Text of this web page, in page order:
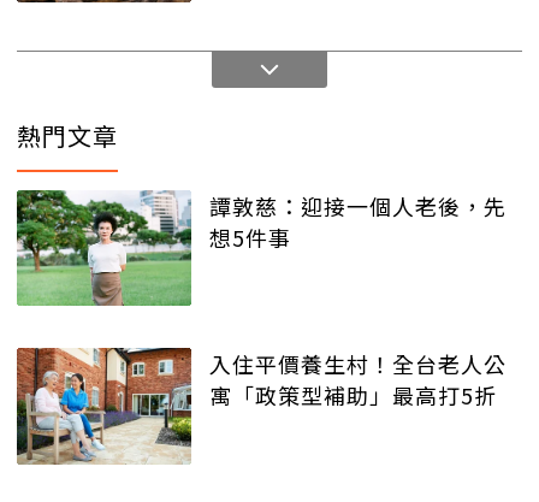
熱門文章
譚敦慈：迎接一個人老後，先
想5件事
入住平價養生村！全台老人公
寓「政策型補助」最高打5折